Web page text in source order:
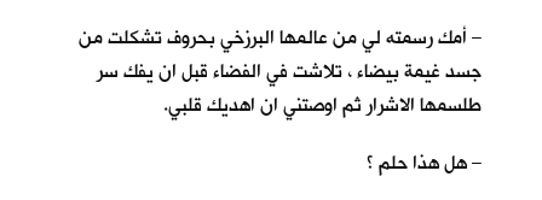
– أمك رسمته لي من عالمها البرزخي بحروف تشكلت من
جسد غيمة بيضاء ، تلاشت في الفضاء قبل ان يفك سر
طلسمها الاشرار ثم اوصتني ان اهديك قلبي.
– هل هذا حلم ؟